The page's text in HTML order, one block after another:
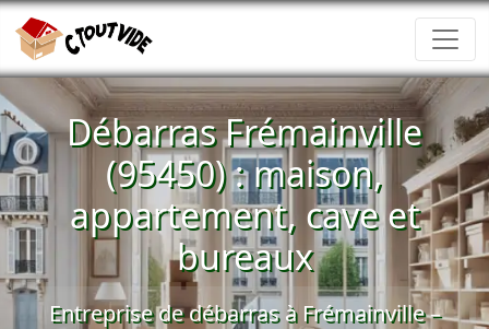
Débarras Frémainville
(95450) : maison,
appartement, cave et
bureaux
Entreprise de débarras à Frémainville –